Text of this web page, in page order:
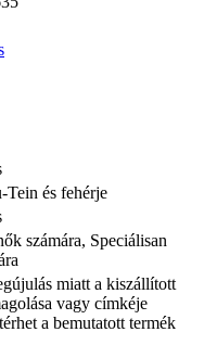
Tein és fehérje
számára, Speciálisan
miatt a kiszállított
vagy címkéje
a bemutatott termék